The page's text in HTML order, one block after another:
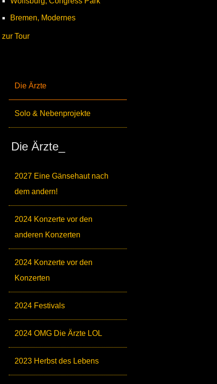
Die Ärzte
Solo & Nebenprojekte
Die Ärzte_
2027 Eine Gänsehaut nach
dem andern!
2024 Konzerte vor den
anderen Konzerten
2024 Konzerte vor den
Konzerten
2024 Festivals
2024 OMG Die Ärzte LOL
2023 Herbst des Lebens
Bremen, Modernes
zur Tour